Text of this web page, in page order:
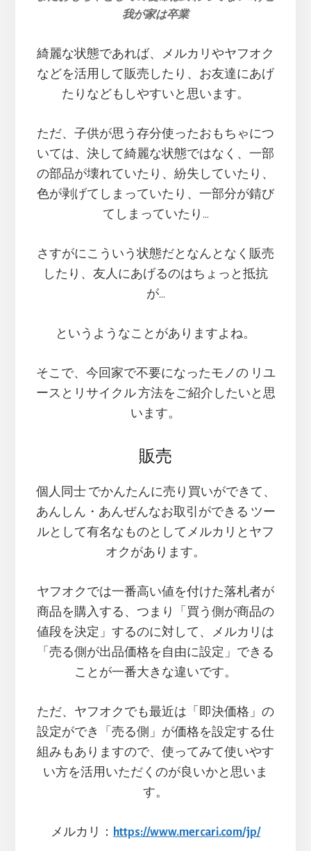
我が家は卒業
綺麗な状態であれば、メルカリやヤフオク
などを活用して販売したり、お友達にあげ
たりなどもしやすいと思います。
ただ、子供が思う存分使ったおもちゃにつ
いては、決して綺麗な状態ではなく、一部
の部品が壊れていたり、紛失していたり、
色が剥げてしまっていたり、一部分が錆び
てしまっていたり…
さすがにこういう状態だとなんとなく販売
したり、友人にあげるのはちょっと抵抗
が…
というようなことがありますよね。
そこで、今回家で不要になったモノの リユ
ースとリサイクル 方法をご紹介したいと思
います。
販売
個人同士 でかんたんに売り買いができて、
あんしん・あんぜんなお取引ができる ツー
ルとして有名なものとしてメルカリとヤフ
オクがあります。
ヤフオクでは一番高い値を付けた落札者が
商品を購入する、つまり「買う側が商品の
値段を決定」するのに対して、メルカリは
「売る側が出品価格を自由に設定」できる
ことが一番大きな違いです。
ただ、ヤフオクでも最近は「即決価格」の
設定ができ「売る側」が価格を設定する仕
組みもありますので、使ってみて使いやす
い方を活用いただくのが良いかと思いま
す。
メルカリ： https://www.mercari.com/jp/